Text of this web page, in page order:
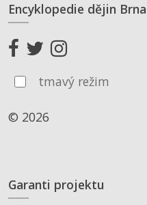
Encyklopedie dějin Brna
tmavý režim
© 2026
Garanti projektu